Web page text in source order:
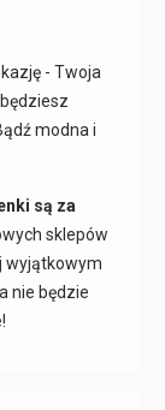
- Twoja
modna i
są za
sklepów
wyjątkowym
nie będzie